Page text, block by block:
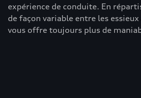
expérience de conduite. En
de façon variable entre les
vous offre toujours plus de